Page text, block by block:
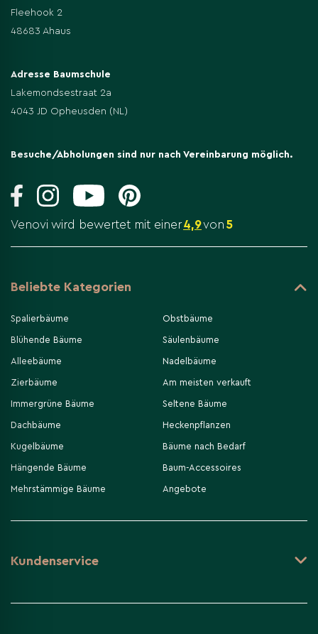
Fleehook 2
48683 Ahaus
Adresse Baumschule
Lakemondsestraat 2a
4043 JD Opheusden (NL)
Besuche/Abholungen sind nur nach Vereinbarung möglich.
Venovi wird bewertet mit einer4,9von 5
Beliebte Kategorien
Spalierbäume
Blühende Bäume
Alleebäume
Zierbäume
Immergrüne Bäume
Dachbäume
Kugelbäume
Hängende Bäume
Mehrstämmige Bäume
Obstbäume
Säulenbäume
Nadelbäume
Am meisten verkauft
Seltene Bäume
Heckenpflanzen
Bäume nach Bedarf
Baum-Accessoires
Angebote
Kundenservice